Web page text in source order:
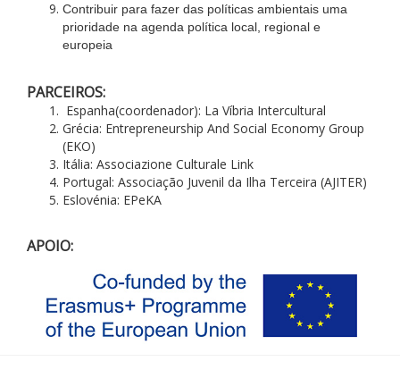
Contribuir para fazer das políticas ambientais uma
prioridade na agenda política local, regional e
europeia
PARCEIROS:
Espanha(coordenador): La Víbria Intercultural
Grécia: Entrepreneurship And Social Economy Group
(EKO)
Itália: Associazione Culturale Link
Portugal: Associação Juvenil da Ilha Terceira (AJITER)
Eslovénia: EPeKA
APOIO: